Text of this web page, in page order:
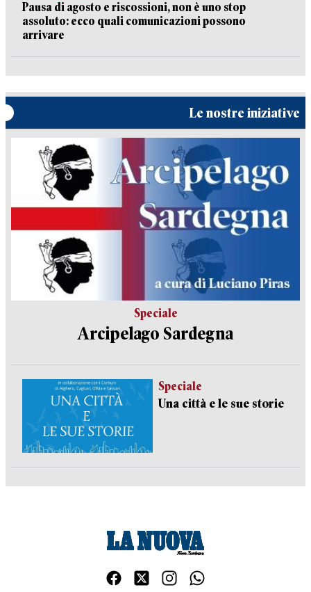
Pausa di agosto e riscossioni, non è uno stop
assoluto: ecco quali comunicazioni possono
arrivare
Le nostre iniziative
Speciale
Arcipelago Sardegna
Speciale
Una città e le sue storie